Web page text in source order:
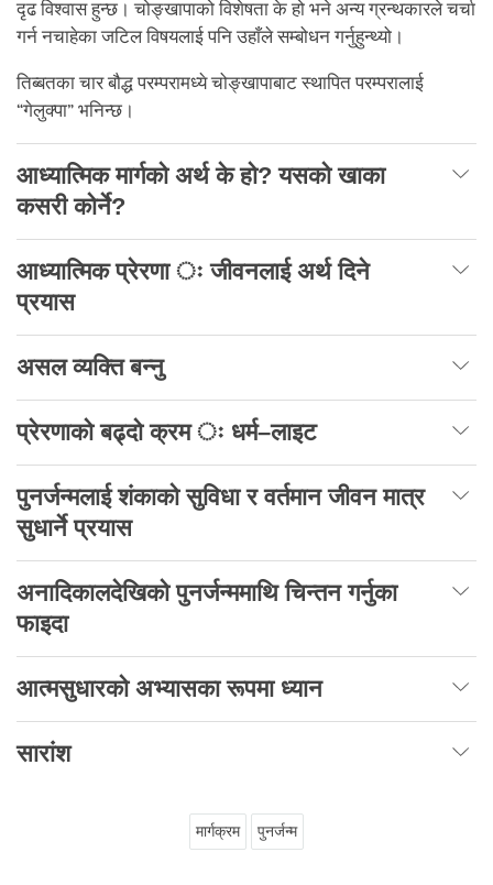
दृढ विश्वास हुन्छ। चोङ्खापाको विशेषता के हो भने अन्य ग्रन्थकारले चर्चा
गर्न नचाहेका जटिल विषयलाई पनि उहाँले सम्बोधन गर्नुहुन्थ्यो।
तिब्बतका चार बौद्ध परम्परामध्ये चोङ्खापाबाट स्थापित परम्परालाई
“गेलुक्पा” भनिन्छ।
आध्यात्मिक मार्गको अर्थ के हो? यसको खाका
कसरी कोर्ने?
आध्यात्मिक प्रेरणा ः जीवनलाई अर्थ दिने
प्रयास
असल व्यक्ति बन्नु
प्रेरणाको बढ्दो क्रम ः धर्म–लाइट
पुनर्जन्मलाई शंकाको सुविधा र वर्तमान जीवन मात्र
सुधार्ने प्रयास
अनादिकालदेखिको पुनर्जन्ममाथि चिन्तन गर्नुका
फाइदा
आत्मसुधारको अभ्यासका रूपमा ध्यान
सारांश
मार्गक्रम पुनर्जन्म